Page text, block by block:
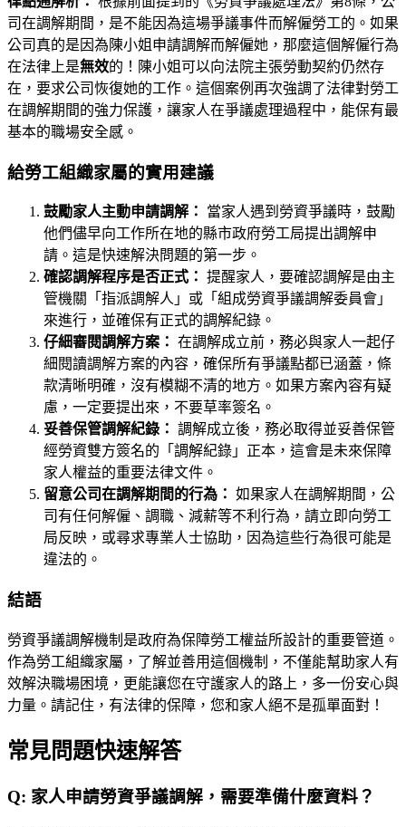
司在調解期間，是不能因為這場爭議事件而解僱勞工的。如果
公司真的是因為陳小姐申請調解而解僱她，那麼這個解僱行為
在法律上是無效的！陳小姐可以向法院主張勞動契約仍然存
在，要求公司恢復她的工作。這個案例再次強調了法律對勞工
在調解期間的強力保護，讓家人在爭議處理過程中，能保有最
基本的職場安全感。
給勞工組織家屬的實用建議
鼓勵家人主動申請調解：
當家人遇到勞資爭議時，鼓勵
他們儘早向工作所在地的縣市政府勞工局提出調解申
請。這是快速解決問題的第一步。
確認調解程序是否正式： 提醒家人，要確認調解是由主
管機關「指派調解人」或「組成勞資爭議調解委員會」
來進行，並確保有正式的調解紀錄。
仔細審閱調解方案： 在調解成立前，務必與家人一起仔
細閱讀調解方案的內容，確保所有爭議點都已涵蓋，條
款清晰明確，沒有模糊不清的地方。如果方案內容有疑
慮，一定要提出來，不要草率簽名。
妥善保管調解紀錄： 調解成立後，務必取得並妥善保管
經勞資雙方簽名的「調解紀錄」正本，這會是未來保障
家人權益的重要法律文件。
留意公司在調解期間的行為： 如果家人在調解期間，公
司有任何解僱、調職、減薪等不利行為，請立即向勞工
局反映，或尋求專業人士協助，因為這些行為很可能是
違法的。
結語
勞資爭議調解機制是政府為保障勞工權益所設計的重要管道。
作為勞工組織家屬，了解並善用這個機制，不僅能幫助家人有
效解決職場困境，更能讓您在守護家人的路上，多一份安心與
力量。請記住，有法律的保障，您和家人絕不是孤單面對！
常見問題快速解答
Q: 家人申請勞資爭議調解，需要準備什麼資料？